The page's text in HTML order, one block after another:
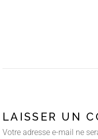
LAISSER UN
Votre adresse e-mail ne